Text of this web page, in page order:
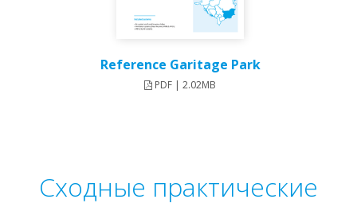
Reference Garitage Park
PDF | 2.02MB
Сходные практические